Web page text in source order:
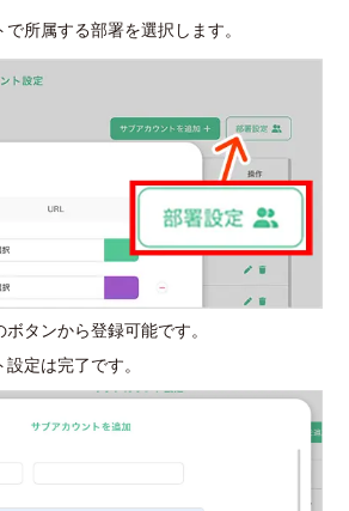
所属する部署を選択します。
ボタンから登録可能です。
定は完了です。